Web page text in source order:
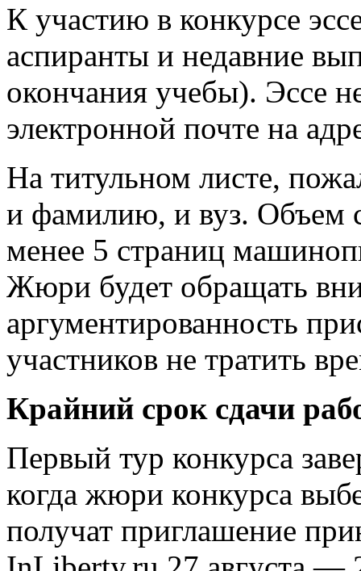
К участию в конкурсе
аспиранты и недавние
окончания учебы). Эссе
электронной почте на
На титульном листе,
и фамилию, и вуз. Объем
менее 5 страниц
Жюри будет обращать
аргументированность
участников не тратить
Крайний срок сдачи
Первый тур конкурса
когда жюри конкурса
получат приглашение